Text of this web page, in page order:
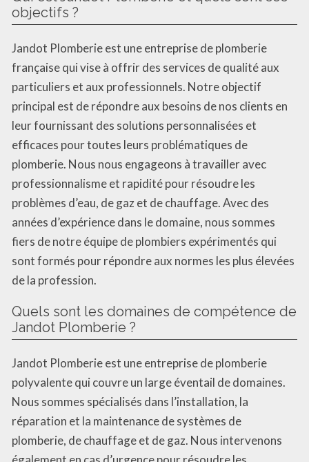
objectifs ?
Jandot Plomberie est une entreprise de plomberie
française qui vise à offrir des services de qualité aux
particuliers et aux professionnels. Notre objectif
principal est de répondre aux besoins de nos clients en
leur fournissant des solutions personnalisées et
efficaces pour toutes leurs problématiques de
plomberie. Nous nous engageons à travailler avec
professionnalisme et rapidité pour résoudre les
problèmes d’eau, de gaz et de chauffage. Avec des
années d’expérience dans le domaine, nous sommes
fiers de notre équipe de plombiers expérimentés qui
sont formés pour répondre aux normes les plus élevées
de la profession.
Quels sont les domaines de compétence de
Jandot Plomberie ?
Jandot Plomberie est une entreprise de plomberie
polyvalente qui couvre un large éventail de domaines.
Nous sommes spécialisés dans l’installation, la
réparation et la maintenance de systèmes de
plomberie, de chauffage et de gaz. Nous intervenons